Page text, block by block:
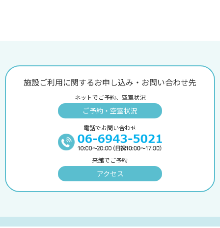
施設ご利用に関するお申し込み・お問い合わせ先
ネットでご予約、空室状況
ご予約・空室状況
電話でお問い合わせ
来館でご予約
アクセス